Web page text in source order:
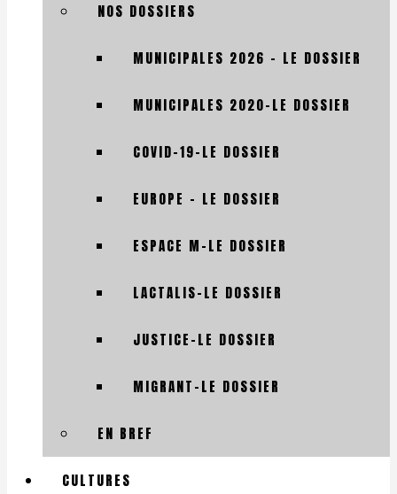
NOS DOSSIERS
MUNICIPALES 2026 – LE DOSSIER
MUNICIPALES 2020-LE DOSSIER
COVID-19-LE DOSSIER
EUROPE – LE DOSSIER
ESPACE M-LE DOSSIER
LACTALIS-LE DOSSIER
JUSTICE-LE DOSSIER
MIGRANT-LE DOSSIER
EN BREF
CULTURES